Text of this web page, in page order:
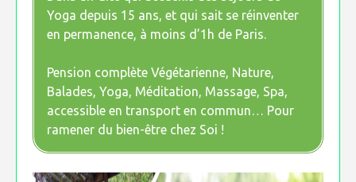
Yoga depuis 15 ans, et qui sait se réinventer
en permanence, à moins d’1h de Paris.
Pension complète Végétarienne, Nature,
Balades, Yoga, Méditation, Massage, Spa,
accessible en transport en commun… Pour
ramener du bien-être chez Soi !